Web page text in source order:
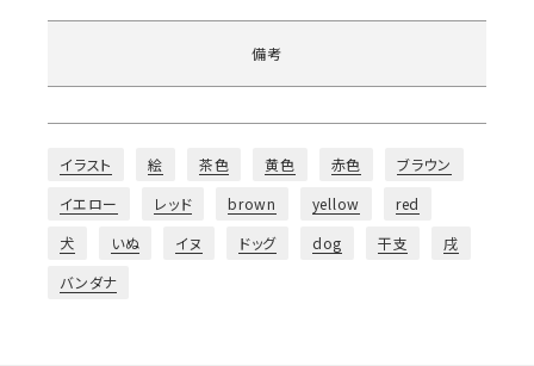
備考
イラスト 絵 茶色 黄色 赤色
ブラウン
イエロー
レッド brown yellow
red
犬
いぬ イヌ ドッグ dog 干支
戌
バンダナ